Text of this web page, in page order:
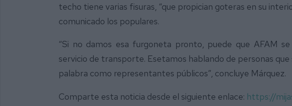
techo tiene varias fisuras, “que propician goteras en su
comunicado los populares.
“Si no damos esa furgoneta pronto, puede que AFAM
servicio de transporte. Esetamos hablando de personas
palabra como representantes públicos”, concluye Márquez.
Comparte esta noticia desde el siguiente enlace: https://